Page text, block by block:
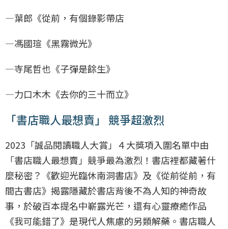
—葉郎《從前，有個錄影帶店
—馮國瑄《黑霧微光》
—寺尾哲也《子彈是餘生》
—力口木木《去你的三十而立》
「書店職人最想賣」 競爭超激烈
2023「誠品閱讀職人大賞」４大獎項入圍名單中由
「書店職人最想賣」競爭最為激烈！書店裡都藏著什
麼秘密？《歡迎光臨休南洞書店》及《從前從前，有
間古書店》揭露隱藏於書店背後不為人知的神奇故
事，於破百本提名中嶄露光芒，還有心靈療癒作品
《我可能錯了》是現代人焦慮的另類解藥。書店職人